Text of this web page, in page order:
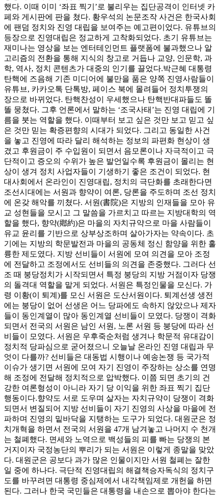
했다. 이때 이미 ‘좌표 찍기’로 불리우는 집단공격이 인터넷 카
페와 게시판에 판을 쳤다. 황우석의 논문조작 사건은 한국사회
에 팬덤 정치와 진영 대립을 보여주는 예고편이었다. 유튜브의
등장으로 진영대립은 정교하게 고착화되었다. 초기 유튜브는
재미나는 영상을 보는 엔터테인먼트 플랫폼에 불과했으나 알
고리즘의 전환을 통해 지식의 창고로 거듭나 교양, 인문학, 과
학, 역사, 정치 콘텐츠가 대중의 인기를 끌었다.박근혜 대통령
탄핵에 즈음해 기존 미디어에 불만을 품은 양쪽 진영사람들이
유튜브, 카카오톡 단톡방, 페이스 북에 몰려들어 정치투쟁의
장으로 바뀌었다. 탄핵찬성이 우세했으나 탄핵반대파들도 똘
똘 뭉쳤다. 그후 언론에서 말하는 ‘조국사태’는 진영 대립에 기
름을 붓는 역할을 했다. 이때부터 보고 싶은 것만 보고 믿고 싶
은 것만 믿는 확증편향의 시대가 되었다. 그리고 동일한 사건
을 놓고 진영에 따라 달리 해석하는 정보의 파편화 현상이 생
겼고 후원금이 주 수입원이 되면서 음모론이나 자극적이고 극
단적이고 증오의 수위가 높은 발언일수록 후원금이 몰리는 현
상이 생겨 정치 사업자들이 기생하기 좋은 조건이 되었다. 현
대사회에서 온라인이 진영대립, 정치의 극단화를 초래한다면
조선시대에는 서원과 향약이 여론, 당론을 주도하며 조선 정치
에 온갖 해악를 끼쳤다. 서원(書院)은 지방의 인재들을 모아 유
교 성현들을 모시고 그 말씀을 가르치고 따르는 지방대학의 역
할을 했다, 향약(鄕約)은 마을의 자치규약으로 마을 사람들이
유교 윤리를 기반으로 상부상조하며 살아가자는 약속이다. 초
기에는 지방의 학문발전과 마을의 공동체 정신 함양을 위한 훌
륭한 제도였다. 지방 선비들이 서원에 모여 의견을 모아 조정
에 전달하고 조정에서도 선비들의 의견을 존중했다. 그러다 선
조 때 붕당정치가 시작되면서 특정 붕당의 지방 거점이자 당쟁
의 돌격대 역할을 맡게 되었다. 서원은 특정인물을 모신다. 가
령 이황(이 퇴계)를 모신 서원은 도산서원이다. 퇴계선생 생전
에는 붕당이 없어 선생은 어느 당파에도 속하지 않았으나 제자
들이 동인계열이 많아 동인계열 선비들이 모였다. 당쟁이 격화
되면서 전국의 서원은 남인 서원, 노론 서원 등 붕당에 따라 선
비들이 모였다. 서원은 우후죽순처럼 생겨나 학문적 유대감이
정치적 당파심으로 굳어졌으니 오늘날 온라인 진영 대립과 무
엇이 다를까? 선비들은 대동법 시행이나 예송논쟁 등 국가적
이슈가 생기면 서원에 모여 자기 진영이 주장하는 상소를 연명
해 조정에 전달해 정치적으로 압박했다. 이쯤 되면 초기의 건
강한 여론형성이 아니라 자기 당 이익을 위한 좌표 찍기 집단
행동이다.향약도 서로 도우며 살자는 자치규약이 당쟁이 격화
되면서 변질되어 지방 선비들이 자기 진영의 사상을 마을에 전
파하며 진영의 밑바닥을 지탱하는 도구가 되었다. 대원군은 정
치개혁을 하면서 전국의 서원을 47개 남겨놓고 나머지 수 천개
는 철폐했다. 면세와 노역으로 백성들의 피를 빠는 당쟁의 본
거지이자 국정농단의 뿌리가 되는 서원은 이렇게 종말을 맞았
다. 대원군은 공보다 과가 많은 인물이지만 서원 철폐는 잘한
일 중에 하나다. 극단적 진영대립의 해결책승자독식의 정치구
도를 바꾸려면 대통령 중심제에서 내각책임제로 개헌을 하면
된다. 그러나 한국 국민들은 대통령을 내손으로 뽑아야 한다는